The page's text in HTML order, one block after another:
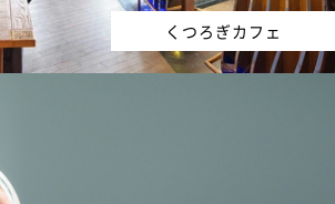
くつろぎカフェ